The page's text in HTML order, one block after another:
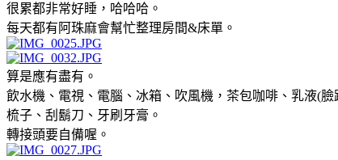
很累都非常好睡，哈哈哈。
每天都有阿珠麻會幫忙整理房間&床單。
算是應有盡有。
飲水機、電視、電腦、冰箱、吹風機，茶包咖啡、乳液(臉
梳子、刮鬍刀、牙刷牙膏。
轉接頭要自備喔。